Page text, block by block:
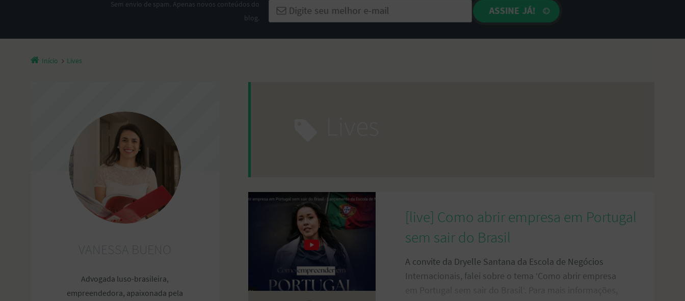
Sem envio de spam. Apenas novos conteúdos do
blog.
Início Lives
[live] Como abrir empresa em Portugal
sem sair do Brasil
A convite da Dryelle Santana da Escola de Negócios
Internacionais, falei sobre o tema ‘Como abrir empresa
Advogada luso-brasileira,
empreendedora, apaixonada pela